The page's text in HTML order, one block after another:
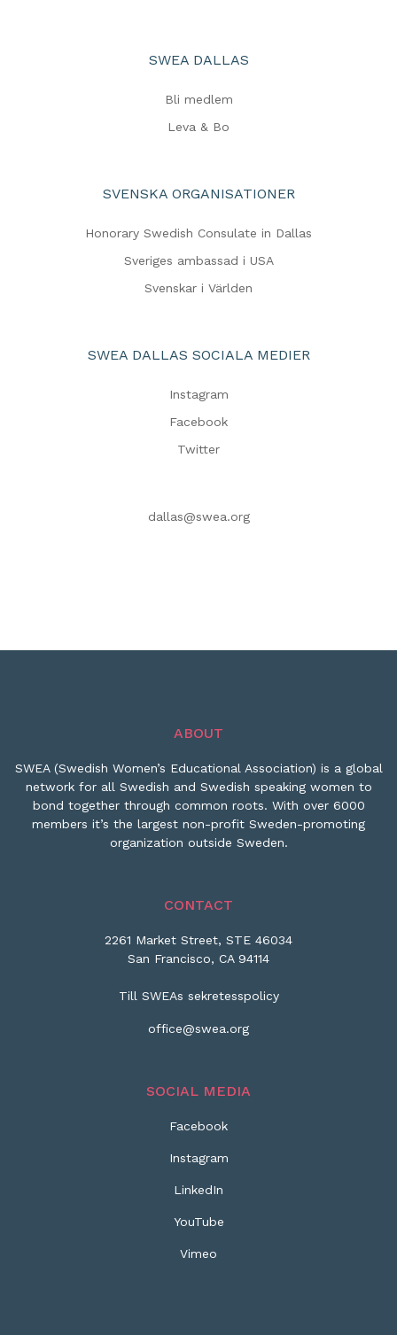
SWEA DALLAS
Bli medlem
Leva & Bo
SVENSKA ORGANISATIONER
Honorary Swedish Consulate in Dallas
Sveriges ambassad i USA
Svenskar i Världen
SWEA DALLAS SOCIALA MEDIER
Instagram
Facebook
Twitter
dallas@swea.org
ABOUT
SWEA (Swedish Women’s Educational Association) is a global
network for all Swedish and Swedish speaking women to
bond together through common roots. With over 6000
members it’s the largest non-profit Sweden-promoting
organization outside Sweden.
CONTACT
2261 Market Street, STE 46034
San Francisco, CA 94114
Till SWEAs sekretesspolicy
office@swea.org
SOCIAL MEDIA
Facebook
Instagram
LinkedIn
YouTube
Vimeo